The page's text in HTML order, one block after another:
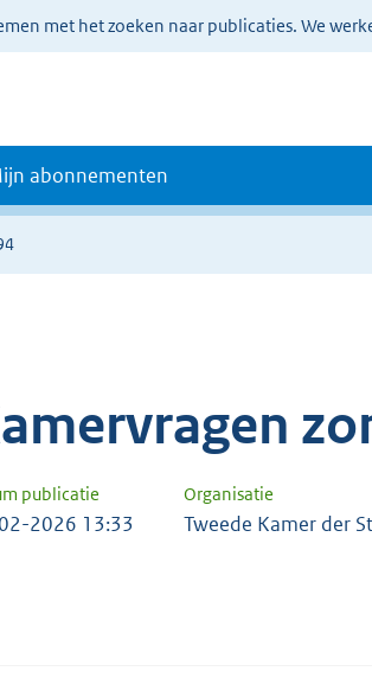
met het zoeken naar publicaties. We
abonnementen
publicatie Organisatie
2026 13:33 Tweede Kamer der